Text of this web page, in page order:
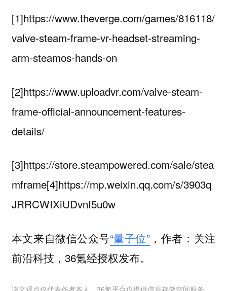
[1]https://www.theverge.com/games/816118/
valve-steam-frame-vr-headset-streaming-
arm-steamos-hands-on
[2]https://www.uploadvr.com/valve-steam-
frame-official-announcement-features-
details/
[3]https://store.steampowered.com/sale/stea
mframe[4]https://mp.weixin.qq.com/s/3903q
JRRCWIXiUDvnI5u0w
本文来自微信公众号“量子位”，作者：关注
前沿科技，36氪经授权发布。
该文观点仅代表作者本人，36氪平台仅提供信息存储空间服务。